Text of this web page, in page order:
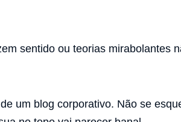
sentido ou teorias mirabolantes
um blog corporativo. Não se